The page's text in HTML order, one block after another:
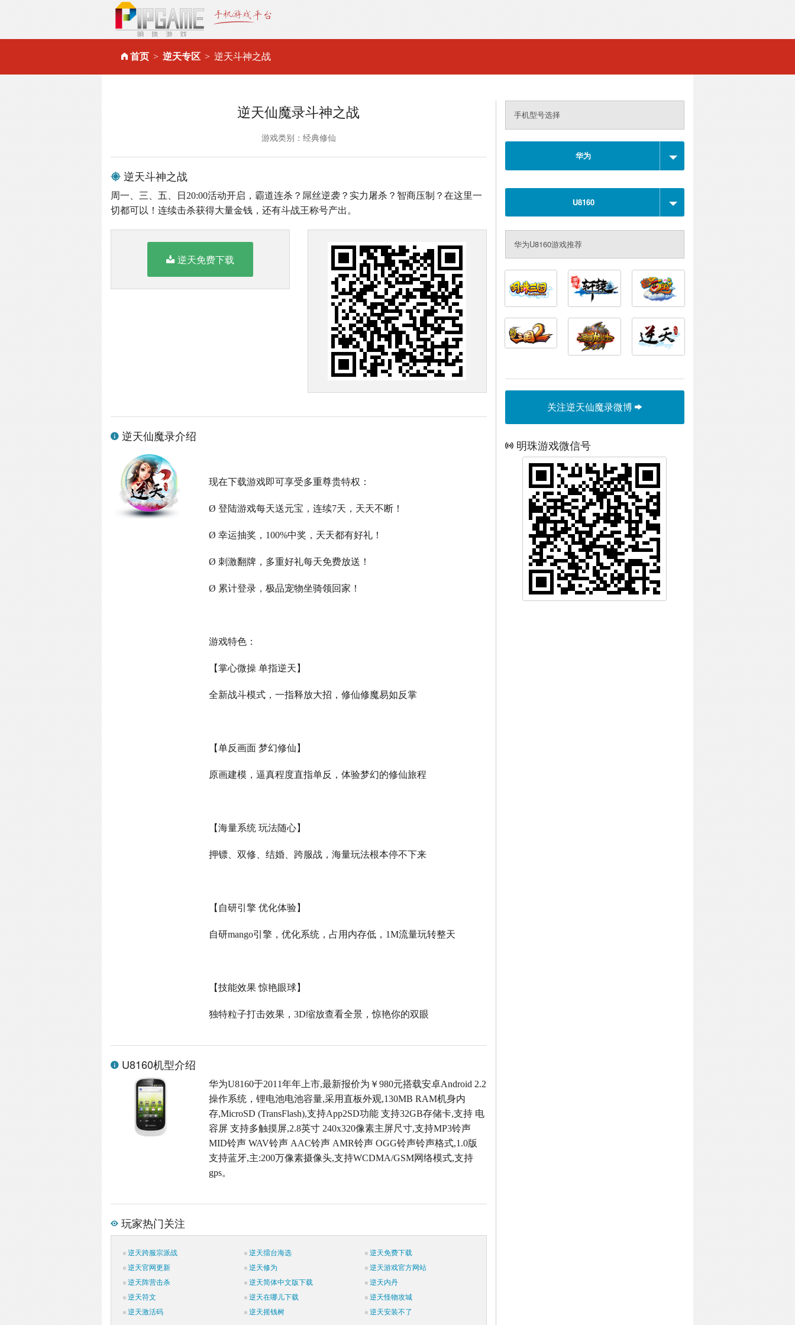
首页 逆天专区 逆天斗神之战
逆天仙魔录斗神之战
游戏类别：经典修仙
逆天斗神之战
周一、三、五、日20:00活动开启，霸道连杀？屌丝逆袭？实力屠杀？智商压制？在这里一
切都可以！连续击杀获得大量金钱，还有斗战王称号产出。
逆天免费下载
逆天仙魔录介绍
现在下载游戏即可享受多重尊贵特权：
Ø 登陆游戏每天送元宝，连续7天，天天不断！
Ø 幸运抽奖，100%中奖，天天都有好礼！
Ø 刺激翻牌，多重好礼每天免费放送！
Ø 累计登录，极品宠物坐骑领回家！
游戏特色：
【掌心微操 单指逆天】
全新战斗模式，一指释放大招，修仙修魔易如反掌
【单反画面 梦幻修仙】
原画建模，逼真程度直指单反，体验梦幻的修仙旅程
【海量系统 玩法随心】
押镖、双修、结婚、跨服战，海量玩法根本停不下来
【自研引擎 优化体验】
自研mango引擎，优化系统，占用内存低， 1M流量玩转整天
【技能效果 惊艳眼球】
独特粒子打击效果，3D缩放查看全景，惊艳你的双眼
U8160机型介绍
华为U8160于2011年年上市,最新报价为￥980元搭载安卓Android 2.2
操作系统，锂电池电池容量,采用直板外观,130MB RAM机身内
存,MicroSD (TransFlash),支持App2SD功能 支持32GB存储卡,支持 电
容屏 支持多触摸屏,2.8英寸 240x320像素主屏尺寸,支持MP3铃声
MID铃声 WAV铃声 AAC铃声 AMR铃声 OGG铃声铃声格式,1.0版
支持蓝牙,主:200万像素摄像头,支持WCDMA/GSM网络模式,支持
gps。
玩家热门关注
逆天跨服宗派战 逆天擂台海选
逆天免费下载
逆天官网更新
逆天修为
逆天游戏官方网站
逆天阵营击杀
逆天简体中文版下载
逆天内丹
逆天符文
逆天在哪儿下载
逆天怪物攻城
逆天激活码
逆天摇钱树 逆天安装不了
手机型号选择
华为
U8160
华为U8160游戏推荐
关注逆天仙魔录微博
明珠游戏微信号